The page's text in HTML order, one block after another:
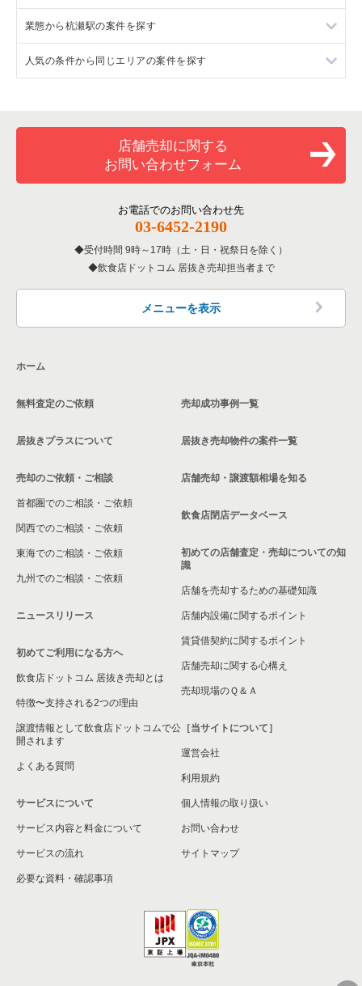
大阪府のイタリア料理の居抜き売却物件の案件一覧
大阪府の中華の居抜き売却物件の案件一覧
大阪府の寿司の居抜き売却物件の案件一覧
大阪府の焼肉の居抜き売却物件の案件一覧
大阪府のアジア料理の居抜き売却物件の案件一覧
大阪府のカフェの居抜き売却物件の案件一覧
大阪府のテイクアウトの居抜き売却物件の案件一覧
大阪府のカラオケ・パブ・スナックの居抜き売却物件の案件一
大阪府の洋食の居抜き売却物件の案件一覧
大阪府のその他の居抜き売却物件の案件一覧
千船駅のカフェの居抜き売却物件の案件一覧
千船駅の居酒屋・ダイニングバーの居抜き売却物件の案件一覧
業態から杭瀬駅の案件を探す
杭瀬駅のカフェの居抜き売却物件の案件一覧
人気の条件から同じエリアの案件を探す
大阪市西淀川区の1階の飲食店の居抜き売却物件の案件一覧
千船駅の1階の飲食店の居抜き売却物件の案件一覧
大阪府の1階のカフェの居抜き売却物件の案件一覧
大阪府の20坪以下の飲食店の居抜き売却物件の案件一覧
大阪市西淀川区の20坪以下の飲食店の居抜き売却物件の案件一
覧
大阪市西淀川区の現賃料20万円以下の飲食店の居抜き売却物件
の案件一覧
千船駅の現賃料20万円以下の飲食店の居抜き売却物件の案件一
覧
大阪府の現賃料20万円以下のカフェの居抜き売却物件の案件一
店舗売却に関する
お問い合わせフォーム
お電話でのお問い合わせ先
03-6452-2190
受付時間 9時～17時（土・日・祝祭日を除く）
飲食店ドットコム 居抜き売却担当者まで
メニューを表示
ホーム
無料査定のご依頼
居抜きプラスについて
売却のご依頼・ご相談
首都圏でのご相談・ご依頼
関西でのご相談・ご依頼
東海でのご相談・ご依頼
九州でのご相談・ご依頼
ニュースリリース
初めてご利用になる方へ
飲食店ドットコム 居抜き売却とは
特徴〜支持される2つの理由
譲渡情報として飲食店ドットコムで公
開されます
よくある質問
サービスについて
サービス内容と料金について
サービスの流れ
必要な資料・確認事項
売却成功事例一覧
居抜き売却物件の案件一覧
店舗売却・譲渡額相場を知る
飲食店閉店データベース
初めての店舗査定・売却についての知
識
店舗を売却するための基礎知識
店舗内設備に関するポイント
賃貸借契約に関するポイント
店舗売却に関する心構え
売却現場のＱ＆Ａ
［当サイトについて］
運営会社
利用規約
個人情報の取り扱い
お問い合わせ
サイトマップ